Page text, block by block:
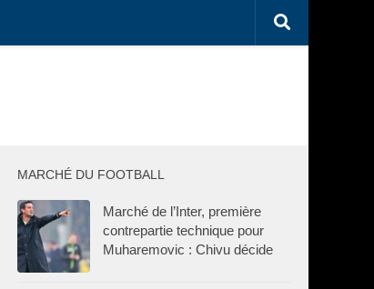
MARCHÉ DU FOOTBALL
Marché de l’Inter, première
contrepartie technique pour
Muharemovic : Chivu décide